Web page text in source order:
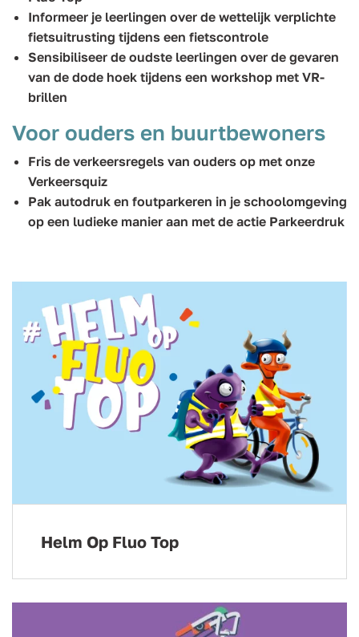
Informeer je leerlingen over de wettelijk verplichte
fietsuitrusting tijdens een fietscontrole
Sensibiliseer de oudste leerlingen over de gevaren
van de dode hoek tijdens een workshop met VR-
brillen
Voor ouders en buurtbewoners
Fris de verkeersregels van ouders op met onze
Verkeersquiz
Pak autodruk en foutparkeren in je schoolomgeving
op een ludieke manier aan met de actie Parkeerdruk
Helm Op Fluo Top